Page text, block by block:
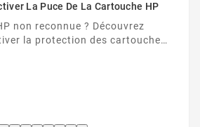
La Puce De La Cartouche HP
non reconnue ? Découvrez
la protection des cartouches